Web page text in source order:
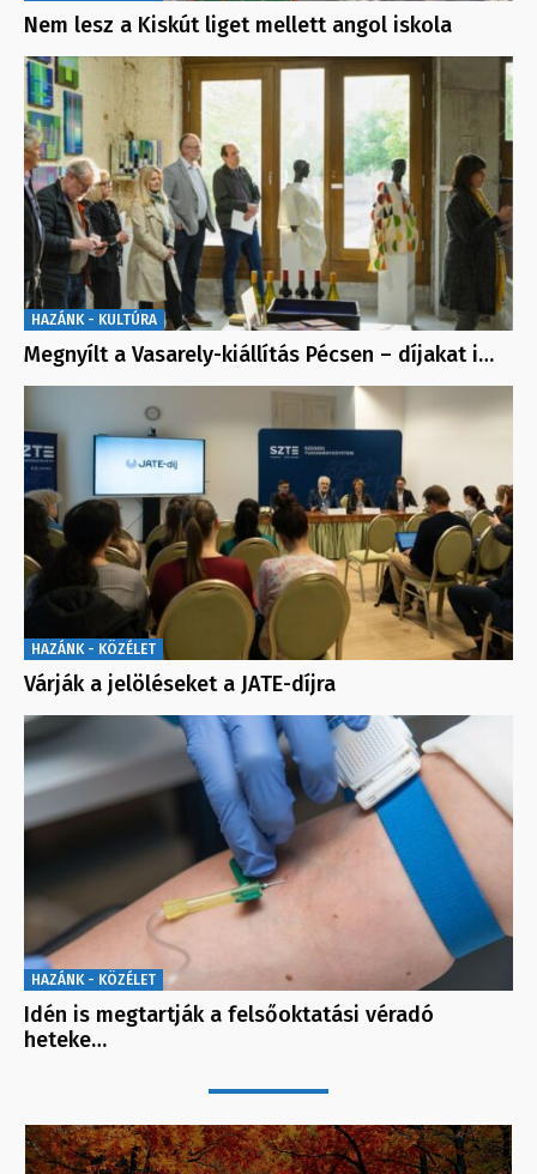
Nem lesz a Kiskút liget mellett angol iskola
HAZÁNK - KULTÚRA
Megnyílt a Vasarely-kiállítás Pécsen – díjakat i…
HAZÁNK - KÖZÉLET
Várják a jelöléseket a JATE-díjra
HAZÁNK - KÖZÉLET
Idén is megtartják a felsőoktatási véradó
heteke…